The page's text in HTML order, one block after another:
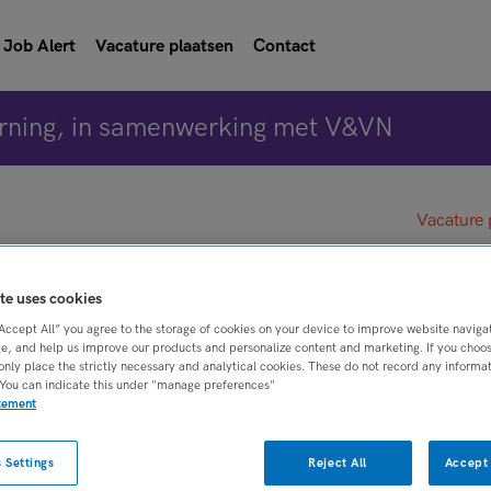
Job Alert Vacature plaatsen Contact
in samenwerking met V&VN
Vacature
Flexbureau, Bussum
AANSTELLING
Tijdelijk met
uses cookies
All” you agree to the storage of cookies on your device to improve website
and help us improve our products and personalize content and marketing. If you
place the strictly necessary and analytical cookies. These do not record any
can indicate this under "manage preferences"
Reject All Accept
Settings